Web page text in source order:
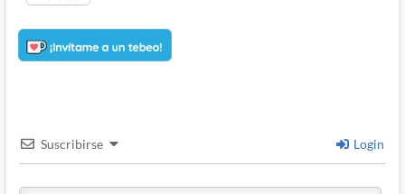
Suscribirse Login